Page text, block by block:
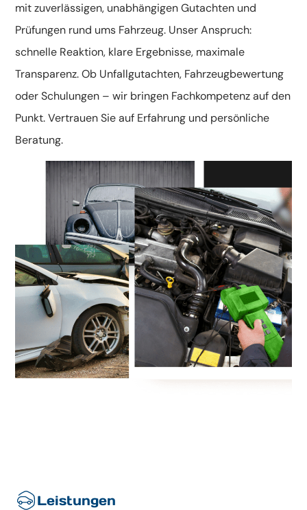
mit zuverlässigen, unabhängigen Gutachten und
Prüfungen rund ums Fahrzeug. Unser Anspruch:
schnelle Reaktion, klare Ergebnisse, maximale
Transparenz. Ob Unfallgutachten, Fahrzeugbewertung
oder Schulungen – wir bringen Fachkompetenz auf den
Punkt. Vertrauen Sie auf Erfahrung und persönliche
Beratung.
Leistungen